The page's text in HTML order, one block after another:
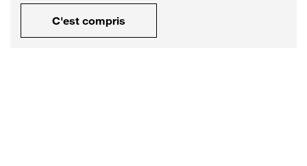
C'est compris